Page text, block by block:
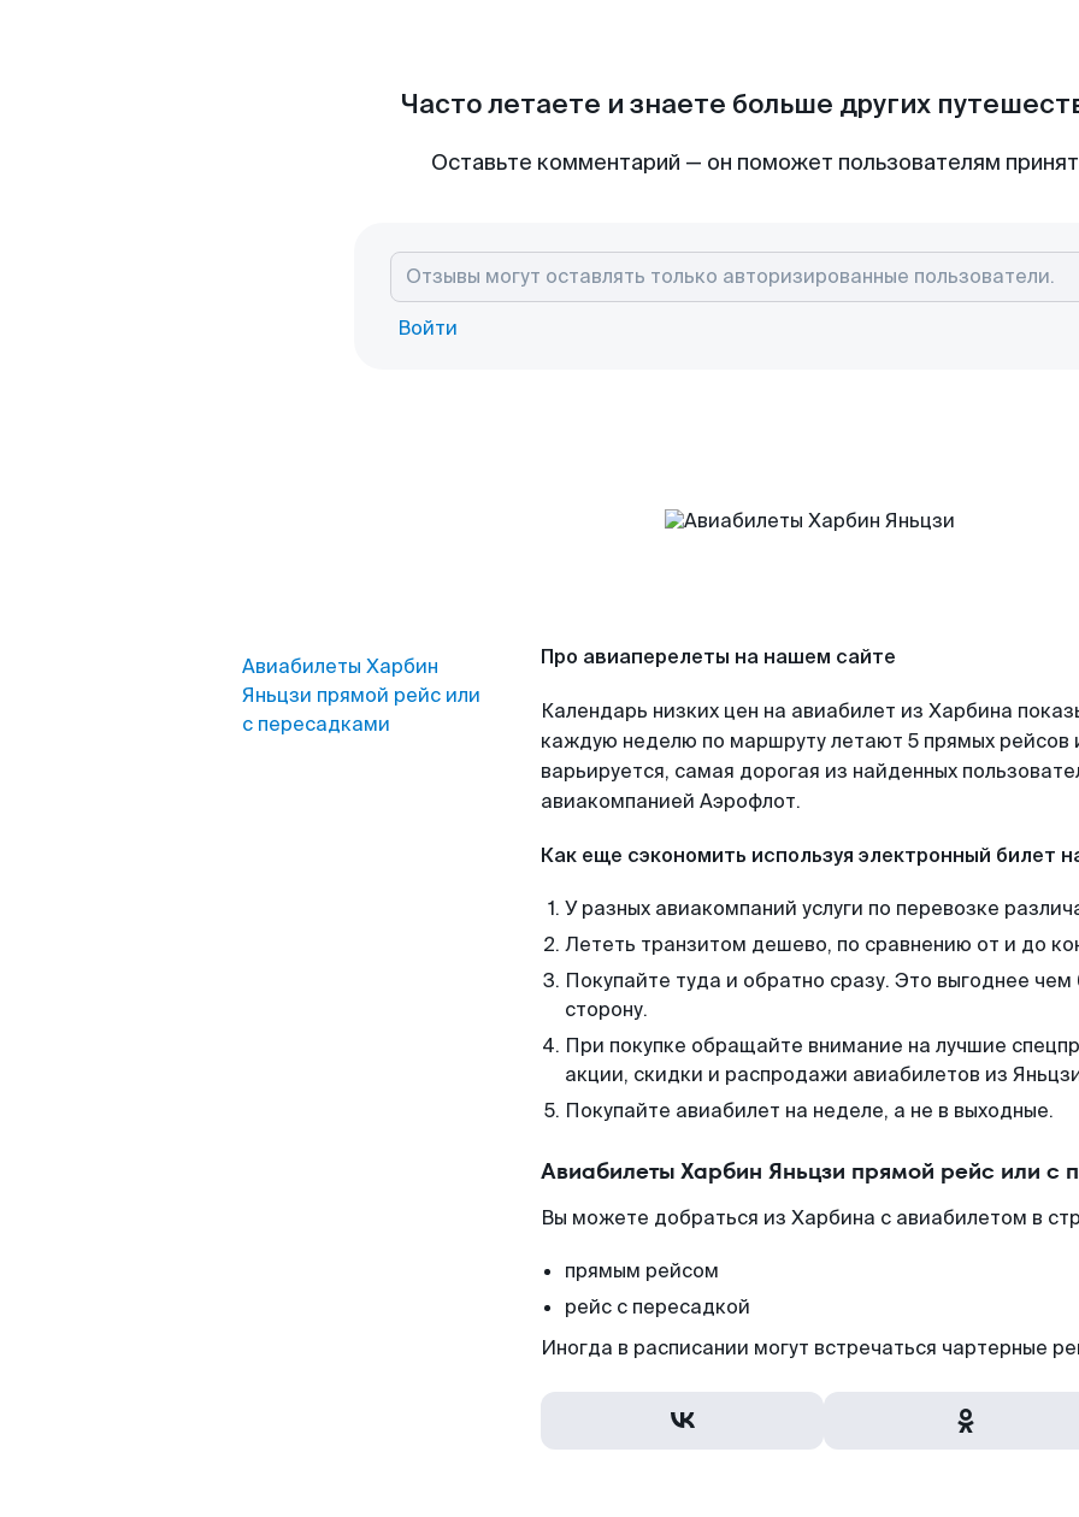
Часто летаете и знаете больше других
Оставьте комментарий — он поможет пользователям
Войти
Авиабилеты Харбин
Яньцзи прямой рейс или
с пересадками
Про авиаперелеты на нашем сайте
Календарь низких цен на авиабилет из Харбина
каждую неделю по маршруту летают 5 прямых рейсов
варьируется, самая дорогая из найденных
авиакомпанией Аэрофлот.
Как еще сэкономить используя электронный билет
У разных авиакомпаний услуги по перевозке
Лететь транзитом дешево, по сравнению от и до
Покупайте туда и обратно сразу. Это выгоднее
сторону.
При покупке обращайте внимание на лучшие
акции, скидки и распродажи авиабилетов из
Покупайте авиабилет на неделе, а не в выходные.
Авиабилеты Харбин Яньцзи прямой рейс или с
Вы можете добраться из Харбина с авиабилетом в
прямым рейсом
рейс с пересадкой
Иногда в расписании могут встречаться чартерные